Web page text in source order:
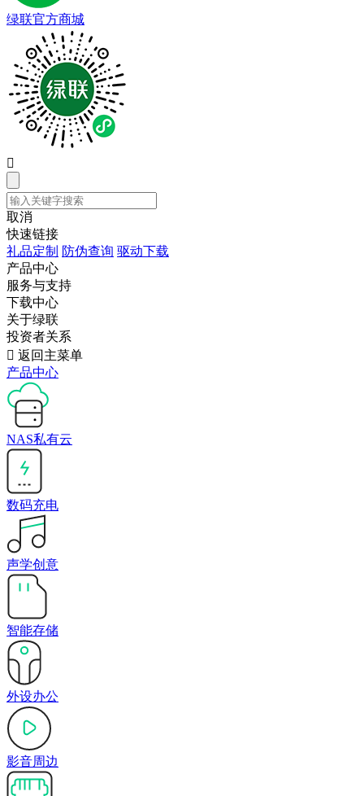
绿联官方商城

取消
快速链接
礼品定制 防伪查询 驱动下载
产品中心
服务与支持
下载中心
关于绿联
投资者关系
 返回主菜单
产品中心
NAS私有云
数码充电
声学创意
智能存储
外设办公
影音周边